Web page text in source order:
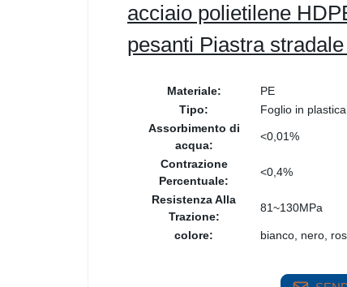
acciaio polietilene
pesanti Piastra
Materiale:
PE
Tipo:
Foglio in
Assorbimento di
acqua:
<0,01%
Contrazione
Percentuale:
<0,4%
Resistenza Alla
Trazione:
81~130MPa
colore: bianco, nero,